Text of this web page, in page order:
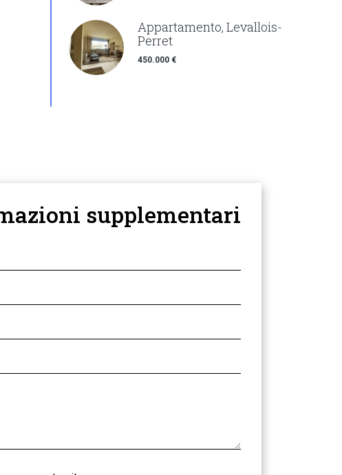
Appartamento, Levallois-
Perret
450.000 €
supplementari